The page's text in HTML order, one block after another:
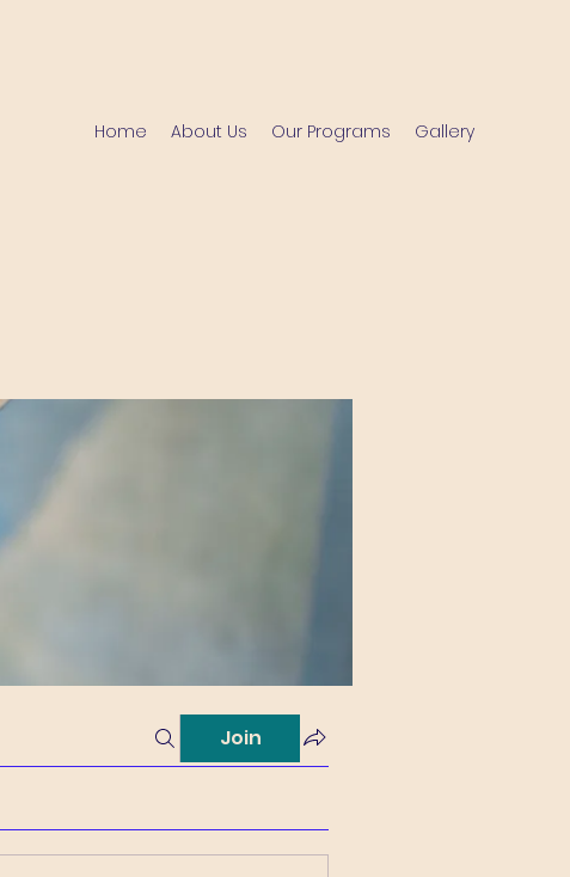
Home About Us Our Programs Gallery
Join